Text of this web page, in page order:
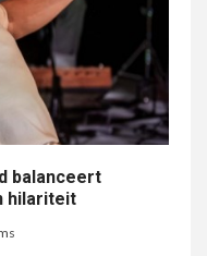
balanceert
hilariteit